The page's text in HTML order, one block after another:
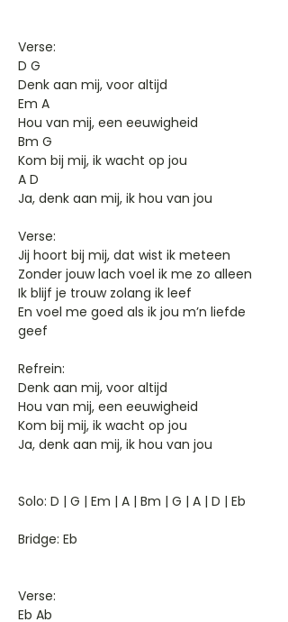
Verse:
D G
Denk aan mij, voor altijd
Em A
Hou van mij, een eeuwigheid
Bm G
Kom bij mij, ik wacht op jou
A D
Ja, denk aan mij, ik hou van jou
Verse:
Jij hoort bij mij, dat wist ik meteen
Zonder jouw lach voel ik me zo alleen
Ik blijf je trouw zolang ik leef
En voel me goed als ik jou m’n liefde
geef
Refrein:
Denk aan mij, voor altijd
Hou van mij, een eeuwigheid
Kom bij mij, ik wacht op jou
Ja, denk aan mij, ik hou van jou
Solo: D | G | Em | A | Bm | G | A | D | Eb
Bridge: Eb
Verse:
Eb Ab